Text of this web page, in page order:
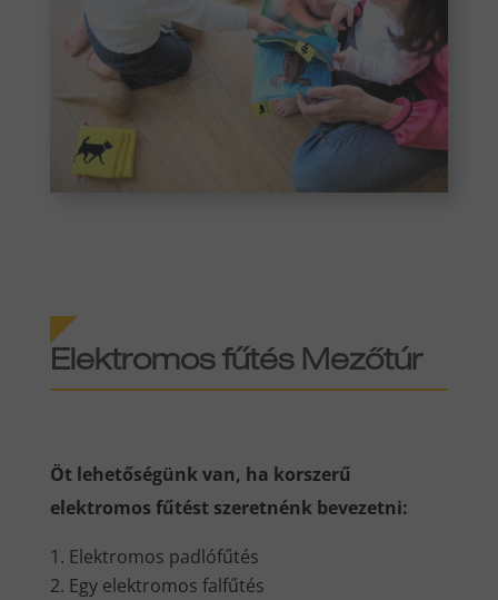
Elektromos fűtés Mezőtúr
Öt lehetőségünk van, ha korszerű
elektromos fűtést szeretnénk bevezetni:
Elektromos padlófűtés
Egy elektromos falfűtés